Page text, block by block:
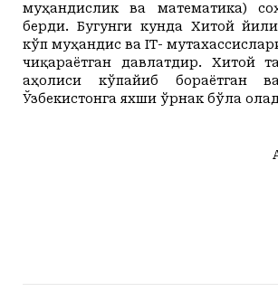
муҳандислик ва математика)
берди. Бугунги кунда Хитой
кўп муҳандис ва IT-
чиқараётган давлатдир. Хитой
аҳолиси кўпайиб бораётган
Ўзбекистонга яхши ўрнак бўла